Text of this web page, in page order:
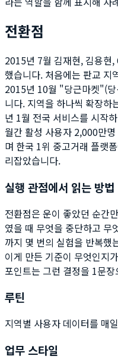
전환점
2015년 7월 김재현, 김용현
했습니다. 처음에는 판교
2015년 10월 "당근마켓"(
니다. 지역을 하나씩 확장하
년 1월 전국 서비스를 시작
월간 활성 사용자 2,000만
며 한국 1위 중고거래 플랫
리잡았습니다.
실행 관점에서 읽는 방법
전환점은 운이 좋았던 순간
였을 때 무엇을 중단하고 무
까지 몇 번의 실험을 반복했
이게 만든 기준이 무엇인지
포인트는 그런 결정을 1문
루틴
지역별 사용자 데이터를 매
업무 스타일